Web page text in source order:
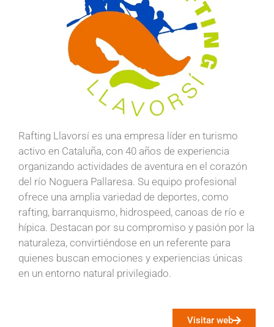
Rafting Llavorsí es una empresa líder en turismo
activo en Cataluña, con 40 años de experiencia
organizando actividades de aventura en el corazón
del río Noguera Pallaresa. Su equipo profesional
ofrece una amplia variedad de deportes, como
rafting, barranquismo, hidrospeed, canoas de río e
hípica. Destacan por su compromiso y pasión por la
naturaleza, convirtiéndose en un referente para
quienes buscan emociones y experiencias únicas
en un entorno natural privilegiado.
Visitar web